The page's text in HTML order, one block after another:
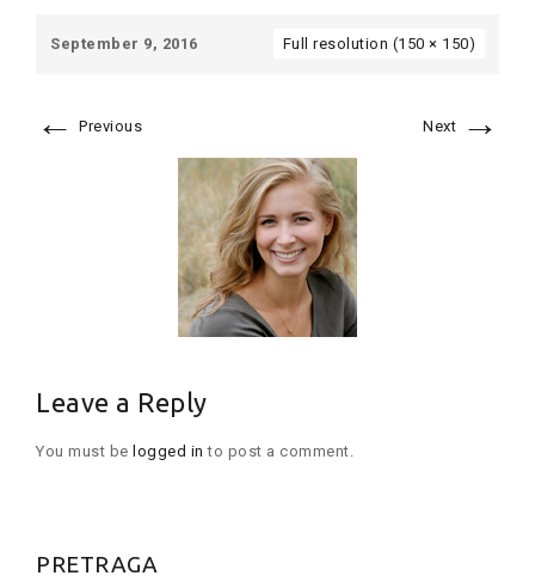
September 9, 2016 Full resolution (150 × 150)
← Previous Next →
Leave a Reply
You must be logged in to post a comment.
PRETRAGA